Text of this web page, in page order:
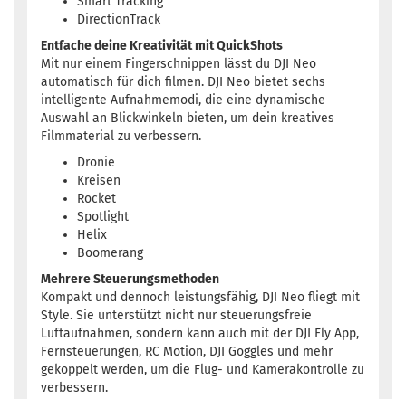
DirectionTrack
Entfache deine Kreativität mit QuickShots
Mit nur einem Fingerschnippen lässt du DJI Neo
automatisch für dich filmen. DJI Neo bietet sechs
intelligente Aufnahmemodi, die eine dynamische
Auswahl an Blickwinkeln bieten, um dein kreatives
Filmmaterial zu verbessern.
Dronie
Kreisen
Rocket
Spotlight
Helix
Boomerang
Mehrere Steuerungsmethoden
Kompakt und dennoch leistungsfähig, DJI Neo fliegt mit
Style. Sie unterstützt nicht nur steuerungsfreie
Luftaufnahmen, sondern kann auch mit der DJI Fly App,
Fernsteuerungen, RC Motion, DJI Goggles und mehr
gekoppelt werden, um die Flug- und Kamerakontrolle zu
verbessern.